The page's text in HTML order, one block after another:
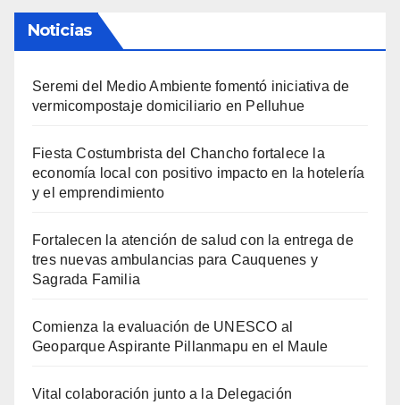
Noticias
Seremi del Medio Ambiente fomentó iniciativa de
vermicompostaje domiciliario en Pelluhue
Fiesta Costumbrista del Chancho fortalece la
economía local con positivo impacto en la hotelería
y el emprendimiento
Fortalecen la atención de salud con la entrega de
tres nuevas ambulancias para Cauquenes y
Sagrada Familia
Comienza la evaluación de UNESCO al
Geoparque Aspirante Pillanmapu en el Maule
Vital colaboración junto a la Delegación